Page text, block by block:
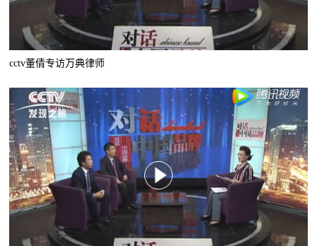
cctv董倩专访万典律师